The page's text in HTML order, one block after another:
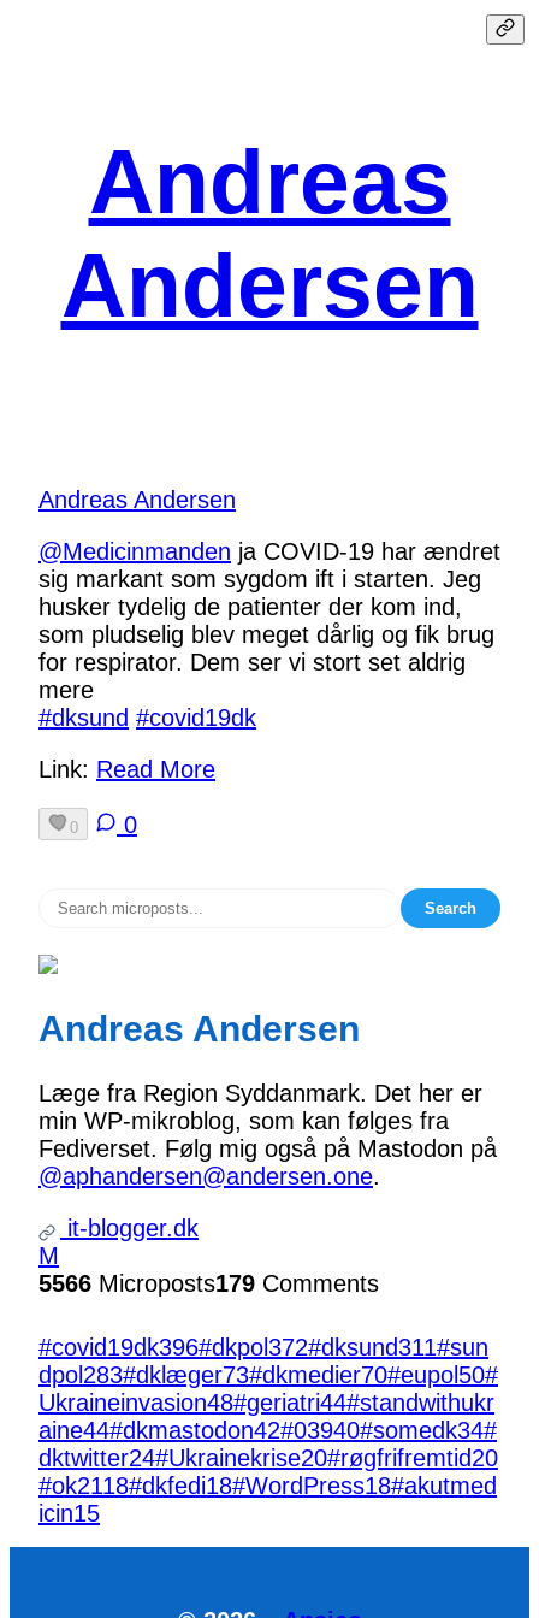
Andreas
Andersen
Andreas Andersen
@Medicinmanden ja COVID-19 har ændret
sig markant som sygdom ift i starten. Jeg
husker tydelig de patienter der kom ind,
som pludselig blev meget dårlig og fik brug
for respirator. Dem ser vi stort set aldrig
mere
#dksund #covid19dk
Link: Read More
0 0
Search
Andreas Andersen
Læge fra Region Syddanmark. Det her er
min WP-mikroblog, som kan følges fra
Fediverset. Følg mig også på Mastodon på
@aphandersen@andersen.one.
it-blogger.dk
M
5566 Microposts179 Comments
#covid19dk396#dkpol372#dksund311#sun
dpol 283#dklæger73#dkmedier70#eupol 50#
Ukraineinvasion48#geriatri44#standwithukr
aine44#dkmastodon42#03940#somedk34#
dktwitter24#Ukrainekrise20#røgfrifremtid20
#ok2118#dkfedi18#WordPress18#akutmed
icin15